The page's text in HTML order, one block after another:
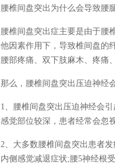
腰椎间盘突出为什么会导致腰
腰椎间盘突出症主要是由于腰
他因素作用下，导致椎间盘的
腰部疼痛、双下肢麻木、疼痛
那么，腰椎间盘突出压迫神经
1、腰椎间盘突出压迫神经会
感觉部位较深，患者经常会忽视
2、大多数腰椎间盘突出患者
内侧感觉减退症状;腰5神经根